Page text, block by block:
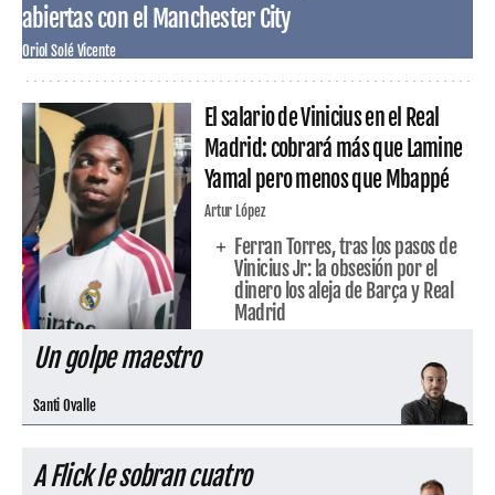
abiertas con el Manchester City
Oriol Solé Vicente
El salario de Vinicius en el Real
Madrid: cobrará más que Lamine
Yamal pero menos que Mbappé
Artur López
Ferran Torres, tras los pasos de
Vinicius Jr: la obsesión por el
dinero los aleja de Barça y Real
Madrid
Un golpe maestro
Santi Ovalle
A Flick le sobran cuatro